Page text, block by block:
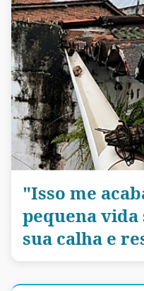
"Isso me
pequena
sua calha e